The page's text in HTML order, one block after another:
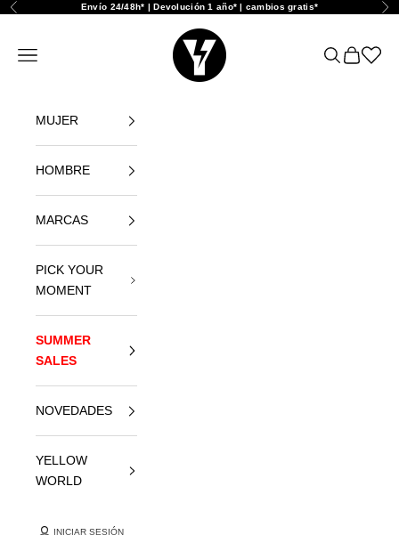
Ir al contenido
Anterior Envío 24/48h* | Devolución 1 año* | cambios gratis*
Yellowshop
Abrir menú de navegación
AbrirAbrirAbrir
MUJER
HOMBRE
MARCAS
PICK YOUR
MOMENT
SUMMER
SALES
NOVEDADES
YELLOW
WORLD
INICIAR SESIÓN